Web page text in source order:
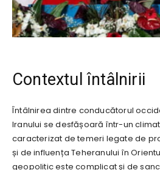
Contextul întâlnirii
Întâlnirea dintre conducătorul
Iranului se desfășoară într-un
caracterizat de temeri legate de
și de influența Teheranului în
geopolitic este complicat și de